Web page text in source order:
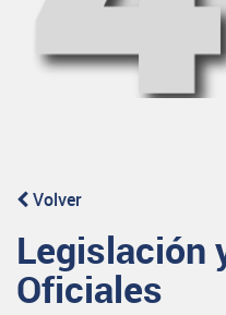
Volver
Legislación
Oficiales